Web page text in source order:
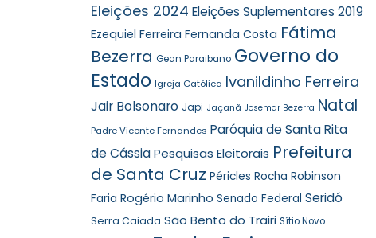
Eleições 2024 Eleições Suplementares 2019
Ezequiel Ferreira Fernanda Costa Fátima
Bezerra Gean Paraibano Governo do
Estado Igreja Católica Ivanildinho Ferreira
Jair Bolsonaro Japi Jaçanã Josemar Bezerra Natal
Padre Vicente Fernandes Paróquia de Santa Rita
de Cássia Pesquisas Eleitorais Prefeitura
de Santa Cruz Péricles Rocha Robinson
Faria Rogério Marinho Senado Federal Seridó
Serra Caiada São Bento do Trairi Sítio Novo